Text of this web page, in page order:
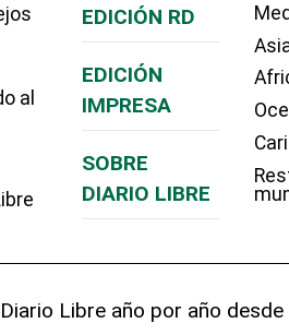
al
EDICIÓN RD
EDICIÓN
IMPRESA
SOBRE
DIARIO LIBRE
Libre año por año desde